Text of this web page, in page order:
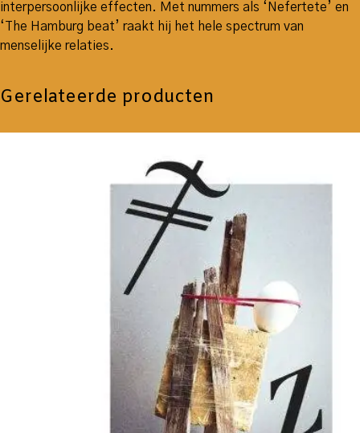
interpersoonlijke effecten. Met nummers als ‘Nefertete’ en
‘The Hamburg beat’ raakt hij het hele spectrum van
menselijke relaties.
Gerelateerde producten